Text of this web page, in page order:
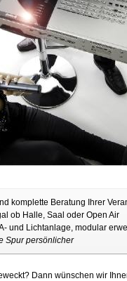
komplette Beratung Ihrer
ob Halle, Saal oder Open Air
und Lichtanlage, modular
Spur persönlicher
Dann wünschen wir